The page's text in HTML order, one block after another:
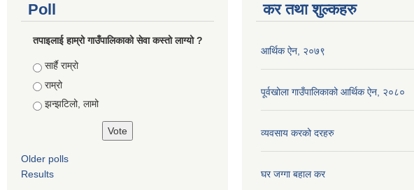
Poll
तपाइलाई हाम्रो गाउँपालिकाको सेवा कस्तो लाग्यो ?
Choices
सार्है राम्रो
राम्रो
झन्झटिलो, लामो
Older polls
Results
कर तथा शुल्कहरु
आर्थिक ऐन, २०७९
पूर्वखोला गाउँपालिकाको आर्थिक ऐन, २०८०
व्यवसाय करको दरहरु
घर जग्गा बहाल कर